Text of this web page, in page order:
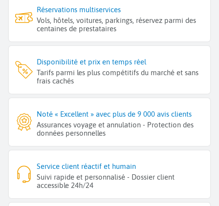
Réservations multiservices
Vols, hôtels, voitures, parkings, réservez parmi des
centaines de prestataires
Disponibilité et prix en temps réel
Tarifs parmi les plus compétitifs du marché et sans
frais cachés
Noté « Excellent » avec plus de 9 000 avis clients
Assurances voyage et annulation - Protection des
données personnelles
Service client réactif et humain
Suivi rapide et personnalisé - Dossier client
accessible 24h/24